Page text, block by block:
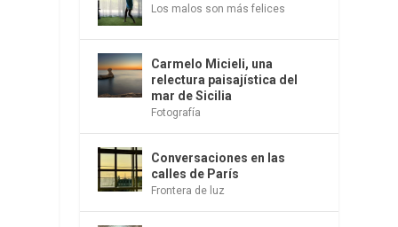
Los malos son más felices
Carmelo Micieli, una
relectura paisajística del
mar de Sicilia
Fotografía
Conversaciones en las
calles de París
Frontera de luz